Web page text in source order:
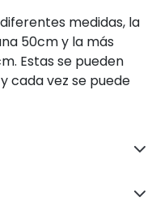
medidas, la
50cm y la más
Estas se pueden
cada vez se puede